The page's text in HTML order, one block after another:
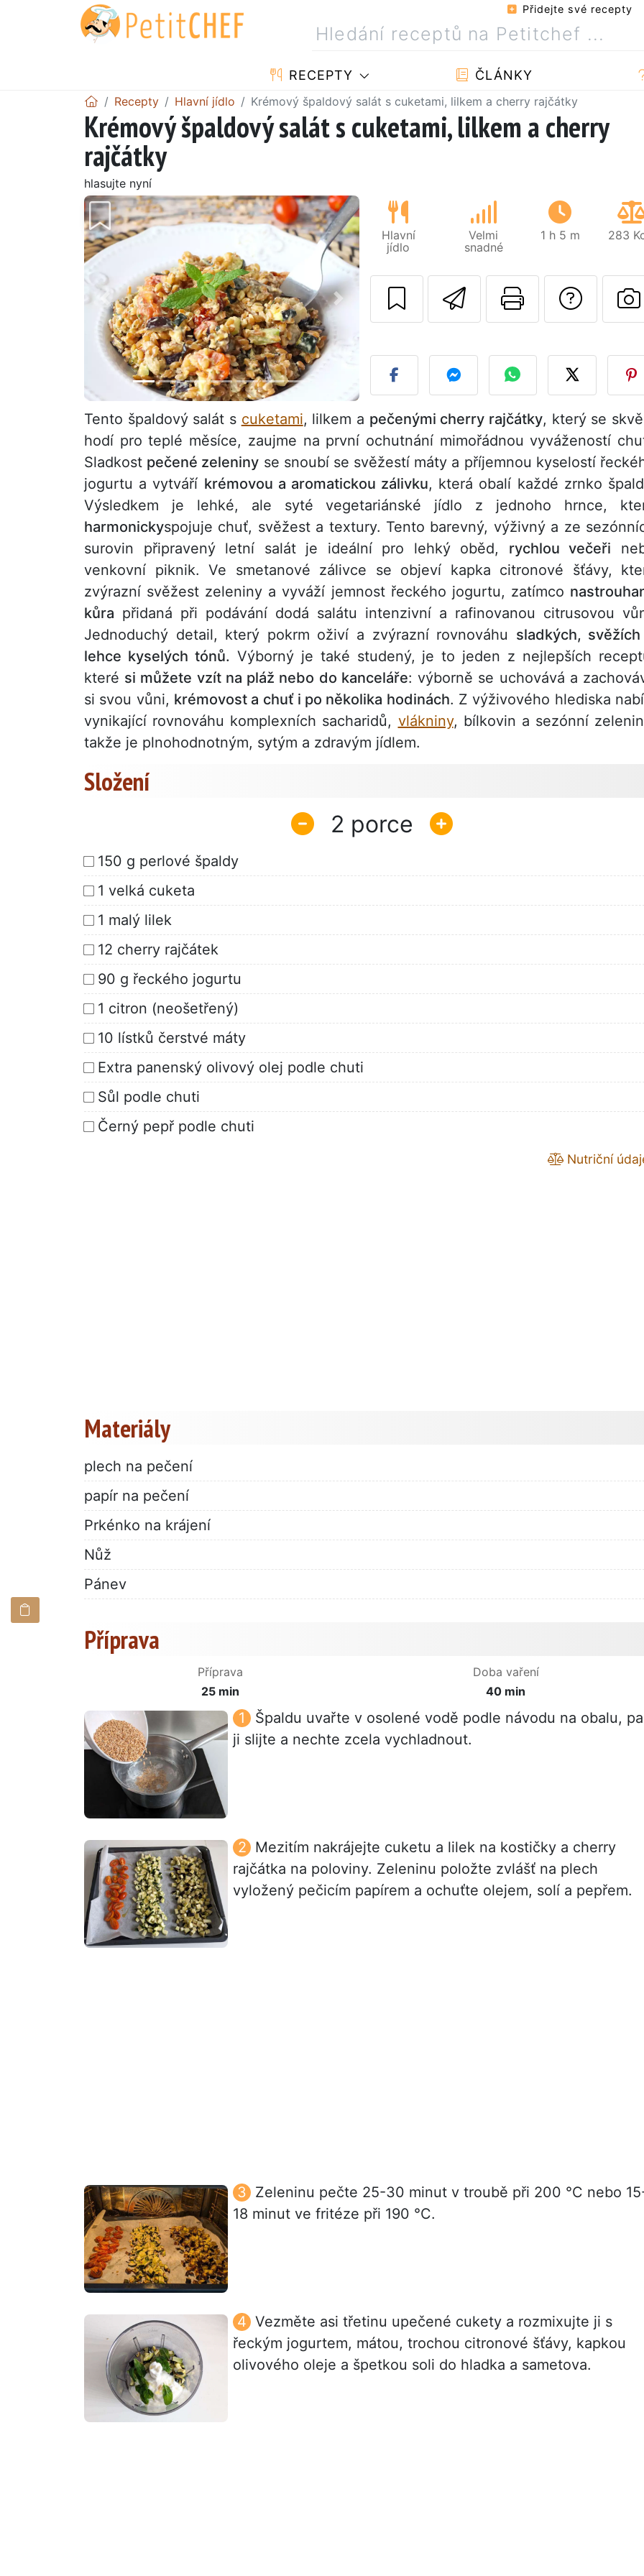
Přidejte své recepty
RECEPTY ČLÁNKY
Recepty Hlavní jídlo Krémový špaldový salát s cuketami, lilkem a cherry rajčátky
Krémový špaldový salát s cuketami, lilkem a cherry
rajčátky
hlasujte nyní
Předchozí Další
Hlavní
jídlo
Velmi
snadné
1 h 5 m 283
Poslat tento
Tento špaldový salát s cuketami, lilkem a pečenými cherry rajčátky, který se
hodí pro teplé měsíce, zaujme na první ochutnání mimořádnou vyvážeností
Sladkost pečené zeleniny se snoubí se svěžestí máty a příjemnou kyselostí
jogurtu a vytváří krémovou a aromatickou zálivku, která obalí každé zrnko
Výsledkem je lehké, ale syté vegetariánské jídlo z jednoho hrnce,
harmonickyspojuje chuť, svěžest a textury. Tento barevný, výživný a ze
surovin připravený letní salát je ideální pro lehký oběd, rychlou večeři
venkovní piknik. Ve smetanové zálivce se objeví kapka citronové šťávy,
zvýrazní svěžest zeleniny a vyváží jemnost řeckého jogurtu, zatímco
kůra přidaná při podávání dodá salátu intenzivní a rafinovanou citrusovou
Jednoduchý detail, který pokrm oživí a zvýrazní rovnováhu sladkých,
lehce kyselých tónů. Výborný je také studený, je to jeden z nejlepších
které si můžete vzít na pláž nebo do kanceláře: výborně se uchovává a
si svou vůni, krémovost a chuť i po několika hodinách. Z výživového hlediska
vynikající rovnováhu komplexních sacharidů, vlákniny, bílkovin a sezónní
takže je plnohodnotným, sytým a zdravým jídlem.
Složení
2
150 g perlové špaldy
1 velká cuketa
1 malý lilek
12 cherry rajčátek
90 g řeckého jogurtu
1 citron (neošetřený)
10 lístků čerstvé máty
Extra panenský olivový olej podle chuti
Sůl podle chuti
Černý pepř podle chuti
Nutriční
Materiály
plech na pečení
papír na pečení
Prkénko na krájení
Nůž
Pánev
Příprava
Příprava
25 min
Doba vaření
40 min
Špaldu uvařte v osolené vodě podle návodu na obalu,
ji slijte a nechte zcela vychladnout.
Mezitím nakrájejte cuketu a lilek na kostičky a cherry
rajčátka na poloviny. Zeleninu položte zvlášť na plech
vyložený pečicím papírem a ochuťte olejem, solí a pepřem.
Zeleninu pečte 25-30 minut v troubě při 200 °C nebo
18 minut ve fritéze při 190 °C.
Vezměte asi třetinu upečené cukety a rozmixujte ji s
řeckým jogurtem, mátou, trochou citronové šťávy, kapkou
olivového oleje a špetkou soli do hladka a sametova.